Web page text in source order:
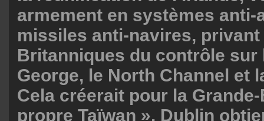
armement en systèmes anti-
missiles anti-navires,
Britanniques du contrôle sur
George, le North Channel et
Cela créerait pour la
propre Taïwan ». Dublin